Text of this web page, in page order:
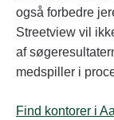
også forbedre
Streetview vil
af
medspiller i
Find kontorer i